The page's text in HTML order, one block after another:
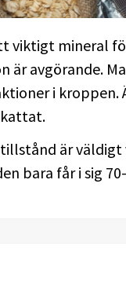
viktigt mineral
är avgörande.
i kroppen.
är
bara får i sig